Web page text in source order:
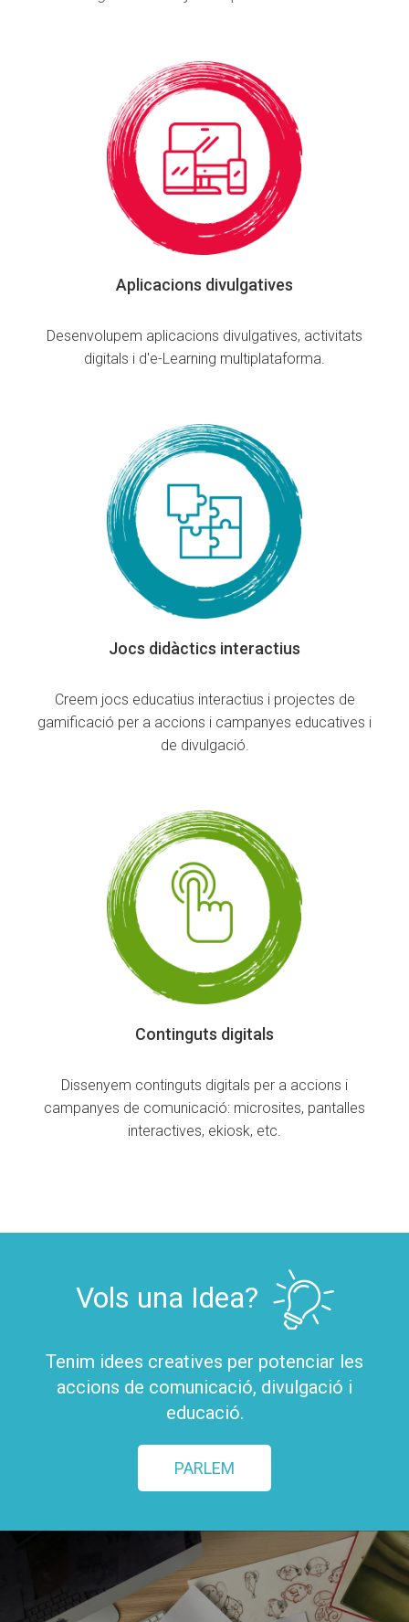
Aplicacions divulgatives
Desenvolupem aplicacions divulgatives, activitats
digitals i d'e-Learning multiplataforma.
Jocs didàctics interactius
Creem jocs educatius interactius i projectes de
gamificació per a accions i campanyes educatives i
de divulgació.
Continguts digitals
Dissenyem continguts digitals per a accions i
campanyes de comunicació: microsites, pantalles
interactives, ekiosk, etc.
Vols una Idea?
Tenim idees creatives per potenciar les
accions de comunicació, divulgació i
educació.
PARLEM